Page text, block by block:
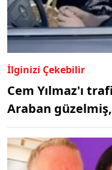
İlginizi Çekebilir
Cem Yılmaz'ı
Araban